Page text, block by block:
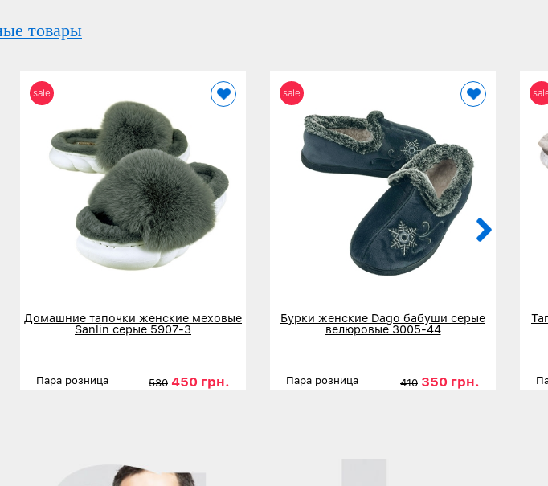
товары
Домашние тапочки женские меховые
Sanlin серые 5907-3
Пара розница 530 450 грн.
sale
Бурки женские Dago бабуши серые
велюровые 3005-44
Пара розница 410 350 грн.
sale